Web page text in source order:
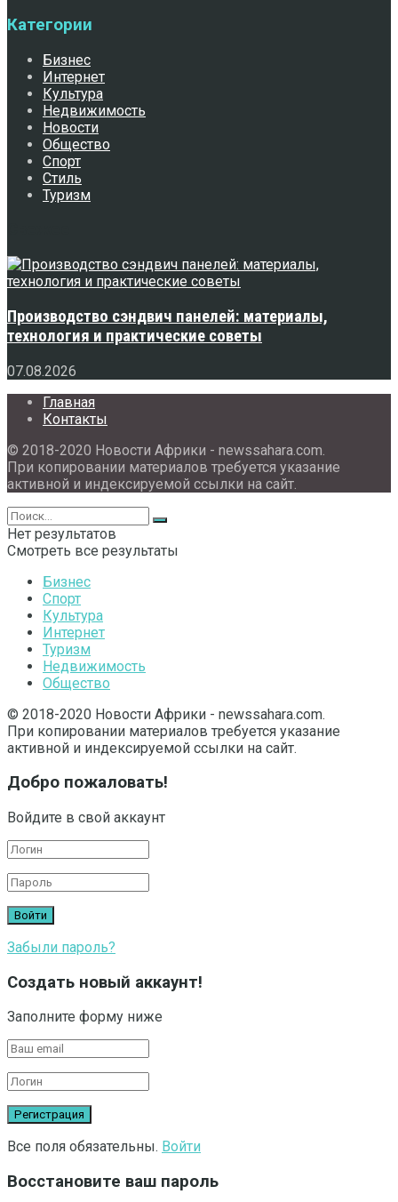
Категории
Бизнес
Интернет
Культура
Недвижимость
Новости
Общество
Спорт
Стиль
Туризм
Производство сэндвич панелей: материалы,
технология и практические советы
07.08.2026
Главная
Контакты
© 2018-2020 Новости Африки - newssahara.com.
При копировании материалов требуется указание
активной и индексируемой ссылки на сайт.
Нет результатов
Смотреть все результаты
Бизнес
Спорт
Культура
Интернет
Туризм
Недвижимость
Общество
© 2018-2020 Новости Африки - newssahara.com.
При копировании материалов требуется указание
активной и индексируемой ссылки на сайт.
Добро пожаловать!
Войдите в свой аккаунт
Забыли пароль?
Создать новый аккаунт!
Заполните форму ниже
Все поля обязательны. Войти
Восстановите ваш пароль